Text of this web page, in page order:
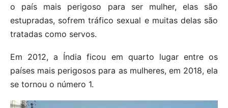
o país mais perigoso para ser mulher, elas são
estupradas, sofrem tráfico sexual e muitas delas são
tratadas como servos.
Em 2012, a Índia ficou em quarto lugar entre os
países mais perigosos para as mulheres, em 2018, ela
se tornou o número 1.